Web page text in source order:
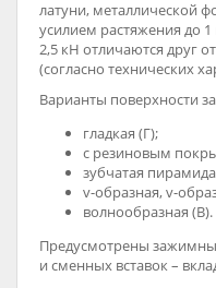
латуни, металлической
усилием растяжения до
2,5 кН отличаются друг
(согласно технических
Варианты поверхности
гладкая (Г);
с резиновым
зубчатая
v-образная, v-
волнообразная (B).
Предусмотрены
и сменных вставок –